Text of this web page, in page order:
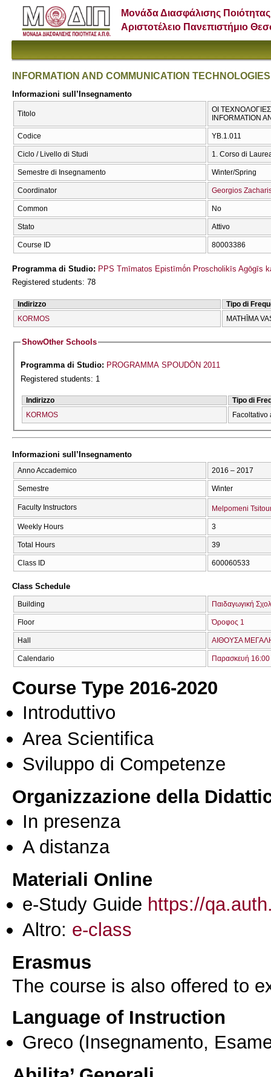
Μονάδα Διασφάλισης Ποιότητας
Αριστοτέλειο Πανεπιστήμιο
INFORMATION AND COMMUNICATION
Informazioni sull’Insegnamento
Titolo
ΟΙ
INFORMATION
Codice ΥΒ.1.011
Ciclo / Livello di Studi 1. Corso di
Semestre di Insegnamento Winter/Spring
Coordinator Georgios
Common No
Stato Attivo
Course ID 80003386
Programma di Studio: PPS Tmīmatos Epistīmṓn Proscholikīs Agōgīs
Registered students: 78
Indirizzo
Tipo di
KORMOS
MATHĪMA
ShowOther Schools
Programma di Studio: PROGRAMMA SPOUDŌN 2011
Registered students: 1
Indirizzo
Tipo di
KORMOS
Facoltativo
Informazioni sull’Insegnamento
Anno Accademico 2016 – 2017
Semestre Winter
Faculty Instructors Melpomeni
Weekly Hours 3
Total Hours 39
Class ID 600060533
Class Schedule
Building Παιδαγωγική
Floor Όροφος 1
Hall ΑΙΘΟΥΣΑ
Calendario Παρασκευή
Course Type 2016-2020
Introduttivo
Area Scientifica
Sviluppo di Competenze
Organizzazione della
In presenza
A distanza
Materiali Online
e-Study Guide https://
Altro: e-class
Erasmus
The course is also offered to
Language of Instruction
Greco (Insegnamento,